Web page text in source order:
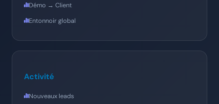
Démo → Client
Entonnoir global
Activité
Nouveaux leads